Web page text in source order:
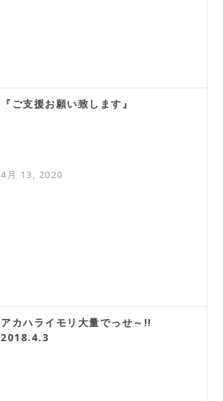
『ご支援お願い致します』
4月 13, 2020
アカハライモリ大量でっせ～!!
2018.4.3